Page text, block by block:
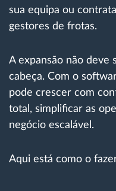
Calculadora de
sua equipa ou
gestores de frotas.
A expansão não deve
cabeça. Com o
pode crescer com
total, simplificar as
negócio escalável.
Aqui está como o